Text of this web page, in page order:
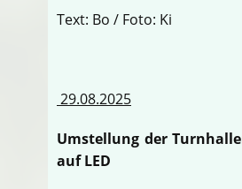
Text: Bo / Foto: Ki
29.08.2025
Umstellung der
auf LED